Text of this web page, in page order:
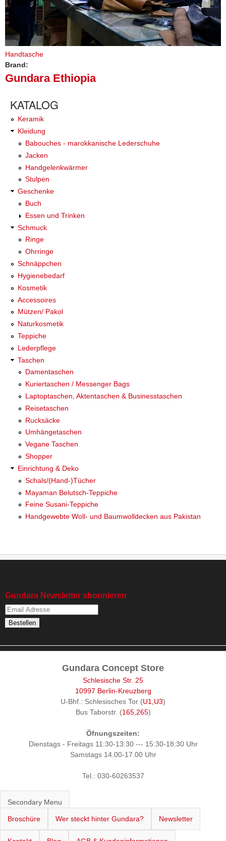
Handtasche
Brand:
Gundara Ethiopia
KATALOG
Keramik
Kleidung
Babouches - marokkanische Lederschuhe
Jacken
Handgelenkwärmer
Stulpen
Geschenke
Buch
Essen und Trinken
Schmuck
Ringe
Ohrringe
Schnäppchen
Hygienebedarf
Kosmetik
Accessoires
Mützen/ Pakol
Naturkosmetik
Teppiche
Lederpflege
Taschen
Damentaschen
Kuriertaschen / Messenger Bags
Laptoptaschen, Aktentaschen & Businesstaschen
Reisetaschen
Rucksäcke
Umhängetaschen
Vegane Taschen
Shopper
Einrichtung & Deko
Schals/(Hand-)Tücher
Mayaman Belutsch-Teppiche
Feine Susani-Teppiche
Handgewebte Woll- und Baumwolldecken aus Pakistan
Gundara Newsletter abonnieren
Gundara Concept Store
Schlesische Str. 25
10997 Berlin-Kreuzberg
U-Bhf.: Schlesisches Tor (U1,U3)
Bus Taborstr. (165,265)
Öfnungszeiten:
Dienstags - Freitags 11:30-13:30 --- 15:30-18:30 Uhr
Samstags 14.00-17.00 Uhr
Tel.: 030-60263537
Secondary Menu
Broschüre Wer steckt hinter Gundara? Newsletter